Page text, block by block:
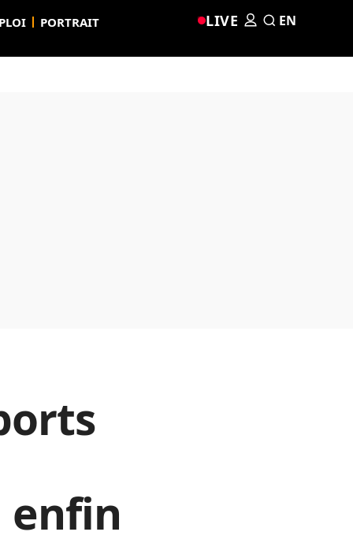
PORTRAIT LIVE EN
enfin